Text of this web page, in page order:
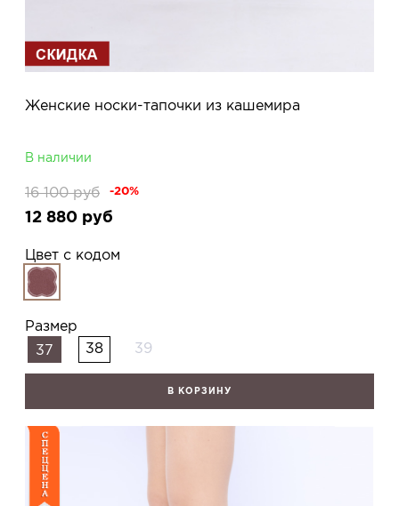
Женские носки-тапочки из кашемира
В наличии
16 100 руб -20%
12 880 руб
Цвет с кодом
Размер
37
38 39
В КОРЗИНУ